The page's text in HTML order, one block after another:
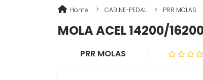
Home CABINE-PEDAL PRR MOLAS
MOLA ACEL 14200/
PRR MOLAS